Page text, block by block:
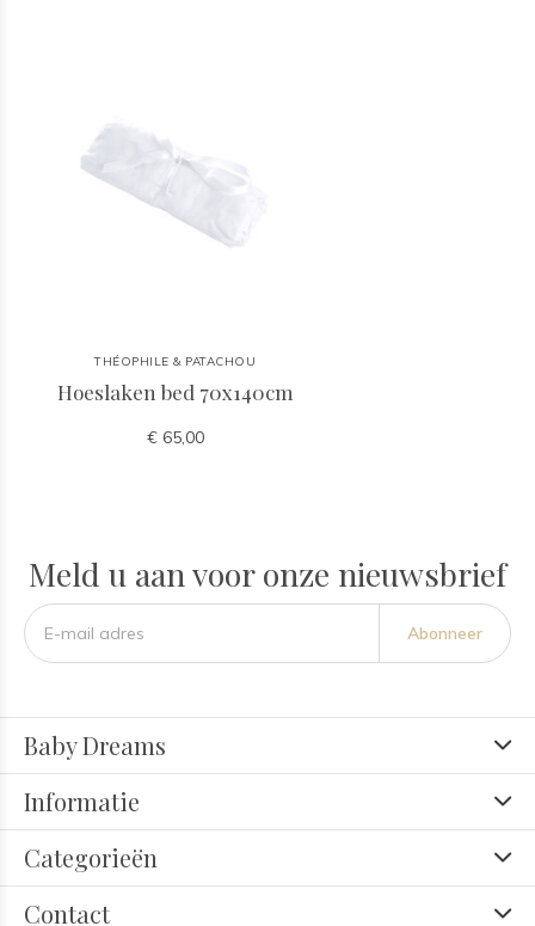
THÉOPHILE & PATACHOU
Hoeslaken bed 70x140cm
€ 65,00
Meld u aan voor onze nieuwsbrief
Abonneer
Baby Dreams
Informatie
Categorieën
Contact